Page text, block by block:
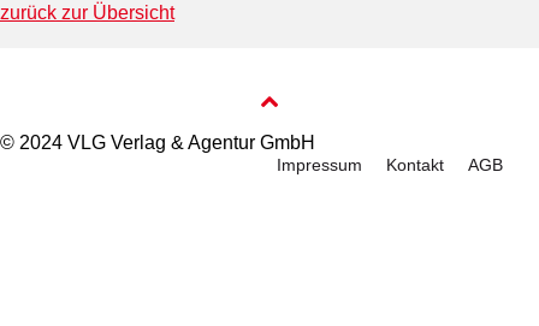
zurück zur Übersicht
© 2024 VLG Verlag & Agentur GmbH
Impressum Kontakt AGB